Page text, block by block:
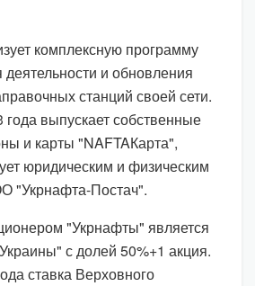
комплексную программу
деятельности и обновления
станций своей сети.
выпускает собственные
и карты "NAFTAКарта",
юридическим и физическим
"Укрнафта-Постач".
"Укрнафты" является
с долей 50%+1 акция.
ставка Верховного